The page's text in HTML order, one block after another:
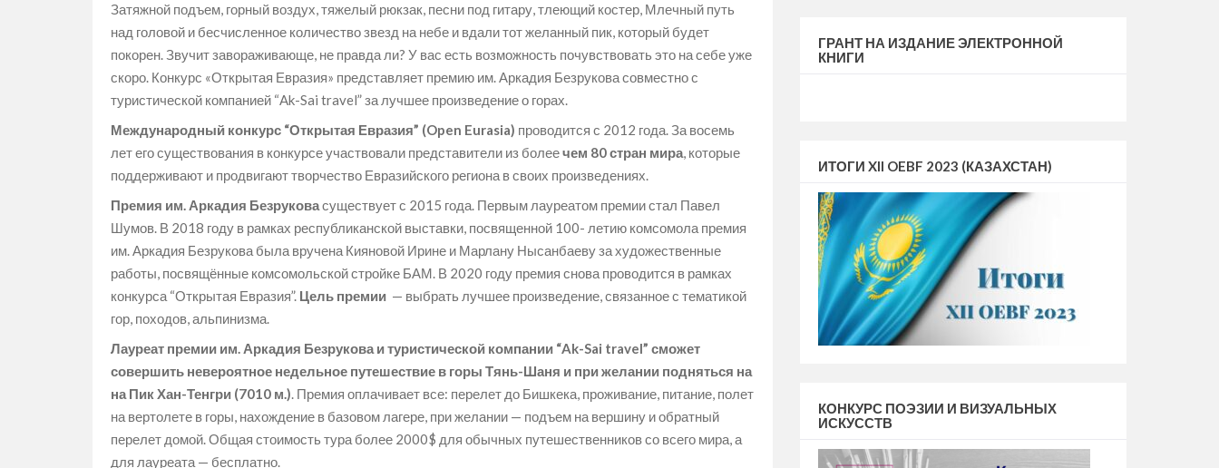
Затяжной подъем, горный воздух, тяжелый рюкзак, песни под гитару, тлеющий костер, Млечный путь
над головой и бесчисленное количество звезд на небе и вдали тот желанный пик, который будет
покорен. Звучит завораживающе, не правда ли? У вас есть возможность почувствовать это на себе уже
скоро. Конкурс «Открытая Евразия» представляет премию им. Аркадия Безрукова совместно с
туристической компанией “Ak-Sai travel” за лучшее произведение о горах.
Международный конкурс “Открытая Евразия” (Open Eurasia) проводится с 2012 года. За восемь
лет его существования в конкурсе участвовали представители из болеечем 80 стран мира, которые
поддерживают и продвигают творчество Евразийского региона в своих произведениях.
Премия им. Аркадия Безруковасуществует с 2015 года. Первым лауреатом премии стал Павел
Шумов. В 2018 году в рамках республиканской выставки, посвященной 100- летию комсомола премия
им. Аркадия Безрукова была вручена Кияновой Ирине и Марлану Нысанбаеву за художественные
работы, посвящённые комсомольской стройке БАМ. В 2020 году премия снова проводится в рамках
конкурса “Открытая Евразия”. Цель премии — выбрать лучшее произведение, связанное с тематикой
гор, походов, альпинизма.
Лауреат премии им. Аркадия Безрукова и туристической компании “Ak-Sai travel” сможет
совершить невероятное недельное путешествие в горы Тянь-Шаня и при желании подняться на
на Пик Хан-Тенгри (7010 м.). Премия оплачивает все: перелет до Бишкека, проживание, питание, полет
на вертолете в горы, нахождение в базовом лагере, при желании — подъем на вершину и обратный
перелет домой. Общая стоимость тура более 2000$ для обычных путешественников со всего мира, а
для лауреата — бесплатно.
ГРАНТ НА ИЗДАНИЕ ЭЛЕКТРОННОЙ
КНИГИ
ИТОГИ XII OEBF 2023 (КАЗАХСТАН)
КОНКУРС ПОЭЗИИ И ВИЗУАЛЬНЫХ
ИСКУССТВ